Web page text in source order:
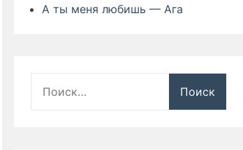
А ты меня любишь — Ага